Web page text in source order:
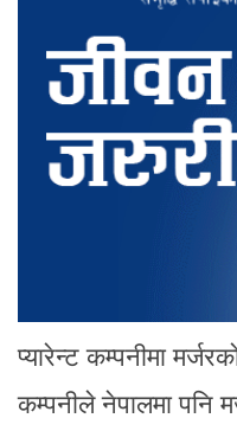
प्यारेन्ट कम्पनीमा
कम्पनीले नेपालमा पनि